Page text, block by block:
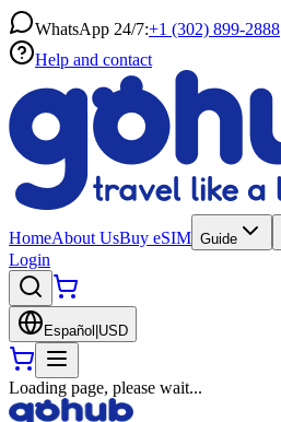
WhatsApp 24/7:+1 (302) 899-2888
Help and contact
HomeAbout UsBuy eSIM Guide
Login
Español USD
Loading page, please wait...